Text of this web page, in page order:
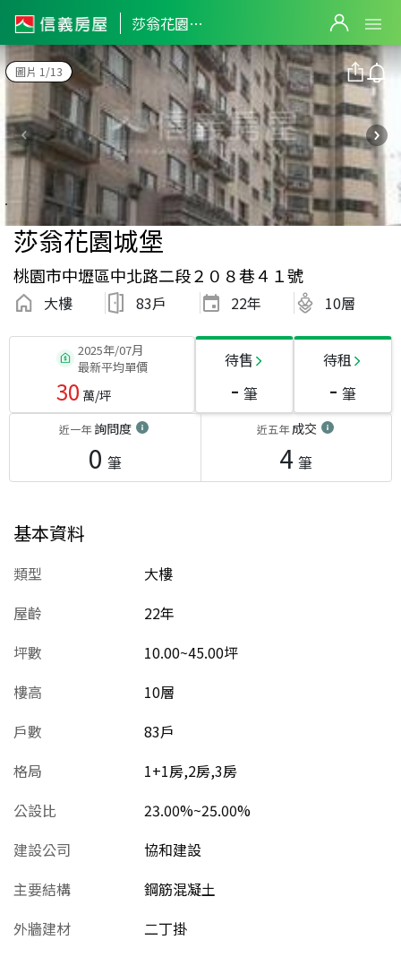
莎翁花園城堡
圖片 1/13
莎翁花園城堡
桃園市中壢區中北路二段２０８巷４１號
大樓 83戶 22年 10層
2025年/07月
最新平均單價
30 萬/坪
待售
- 筆
待租
- 筆
近一年詢問度
0 筆
近五年成交
4 筆
基本資料
類型
大樓
屋齡
22年
坪數
10.00~45.00坪
樓高
10層
戶數
83戶
格局
1+1房,2房,3房
公設比
23.00%~25.00%
建設公司
協和建設
主要結構
鋼筋混凝土
外牆建材
二丁掛